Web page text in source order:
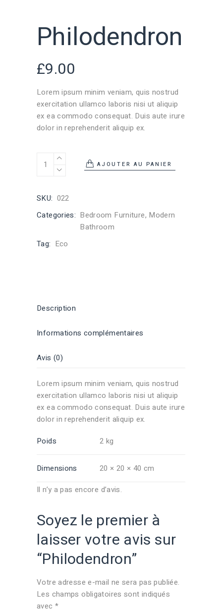
Philodendron
£9.00
Lorem ipsum minim veniam, quis nostrud
exercitation ullamco laboris nisi ut aliquip
ex ea commodo consequat. Duis aute irure
dolor in reprehenderit aliquip ex.
AJOUTER AU PANIER
SKU: 022
Categories: Bedroom Furniture, Modern
Bathroom
Tag: Eco
Description
Informations complémentaires
Avis (0)
Lorem ipsum minim veniam, quis nostrud
exercitation ullamco laboris nisi ut aliquip
ex ea commodo consequat. Duis aute irure
dolor in reprehenderit aliquip ex.
Poids
2 kg
Dimensions
20 × 20 × 40 cm
Il n’y a pas encore d’avis.
Soyez le premier à
laisser votre avis sur
“Philodendron”
Votre adresse e-mail ne sera pas publiée.
Les champs obligatoires sont indiqués
avec *